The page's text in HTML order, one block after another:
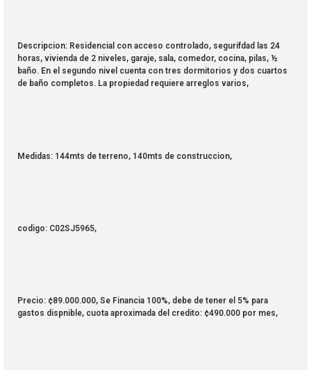
Descripcion: Residencial con acceso controlado, segurifdad las 24
horas, vivienda de 2 niveles, garaje, sala, comedor, cocina, pilas, ½
baño. En el segundo nivel cuenta con tres dormitorios y dos cuartos
de baño completos. La propiedad requiere arreglos varios,
Medidas: 144mts de terreno, 140mts de construccion,
codigo: C02SJ5965,
Precio: ¢89.000.000, Se Financia 100%, debe de tener el 5% para
gastos dispnible, cuota aproximada del credito: ¢490.000 por mes,